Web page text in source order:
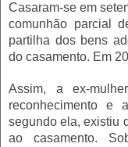
Casaram-se em
comunhão parcial
partilha dos bens
do casamento. Em
Assim, a ex-
reconhecimento e
segundo ela, existiu
ao casamento.